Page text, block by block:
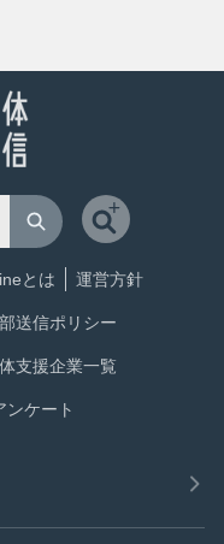
とは 運営方針
送信ポリシー
支援企業一覧
ンケート